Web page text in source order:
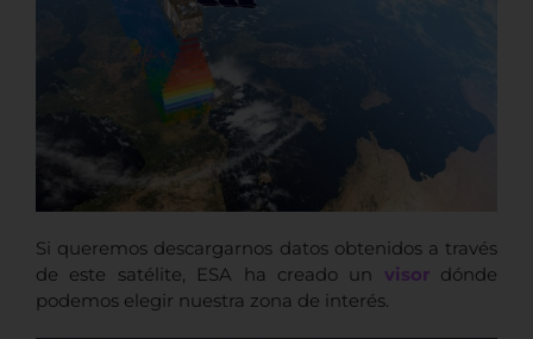
Si queremos descargarnos datos obtenidos a través
de este satélite, ESA ha creado un visordónde
podemos elegir nuestra zona de interés.